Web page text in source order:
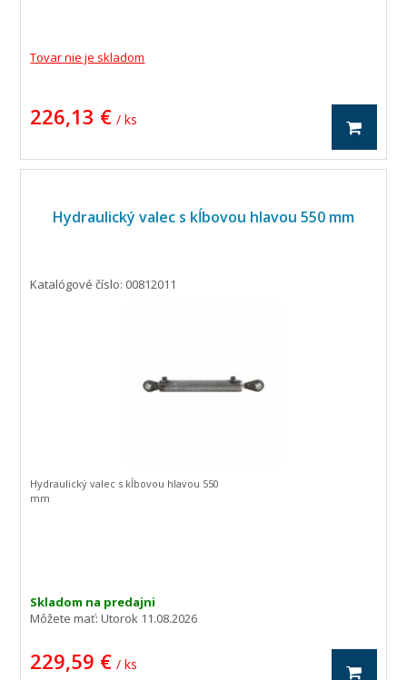
Tovar nie je skladom
226,13 € / ks
Hydraulický valec s kĺbovou hlavou 550 mm
Katalógové číslo: 00812011
Skladom na predajni
Môžete mať:Utorok 11.08.2026
229,59 € / ks
Hydraulický valec s kĺbovou hlavou 550
mm